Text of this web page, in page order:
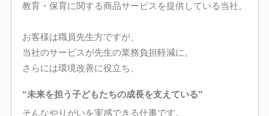
教育・保育に関する商品サービスを提供している当社。
お客様は職員先生方ですが、
当社のサービスが先生の業務負担軽減に。
さらには環境改善に役立ち、
“未来を担う子どもたちの成長を支えている”
そんなやりがいを実感できる仕事です。